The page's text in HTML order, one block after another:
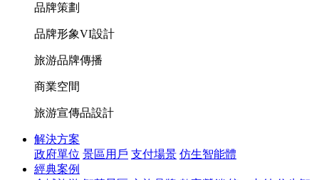
品牌策劃
品牌形象VI設計
旅游品牌傳播
商業空間
旅游宣傳品設計
解決方案
政府單位 景區用戶 支付場景 仿生智能體
經典案例